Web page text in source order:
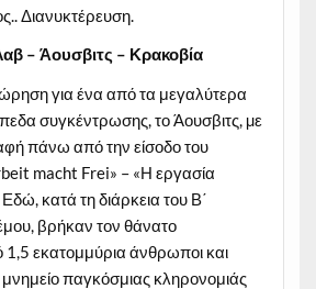
Διανυκτέρευση.
– Άουσβιτς – Κρακοβία
για ένα από τα μεγαλύτερα
συγκέντρωσης, το Άουσβιτς, µε
πάνω από την είσοδο του
macht Frei» – «Η εργασία
κατά τη διάρκεια του Β΄
βρήκαν τον θάνατο
εκατομμύρια άνθρωποι και
παγκόσμιας κληρονομιάς